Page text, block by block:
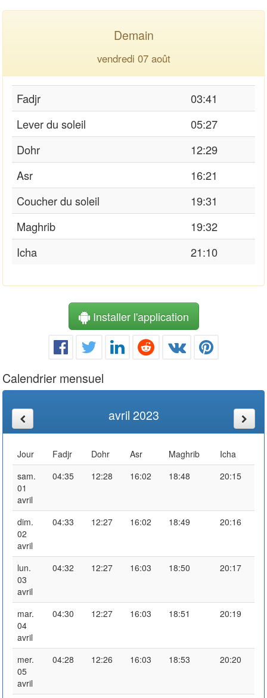
Demain
vendredi 07 août
Fadjr
03:41
Lever du soleil
05:27
Dohr
12:29
Asr
16:21
Coucher du soleil
19:31
Maghrib
19:32
Icha
21:10
Installer l'application
Calendrier mensuel
avril 2023
Jour Fadjr Dohr Asr Maghrib
Icha
sam.
01
avril
04:35 12:28 16:02 18:48 20:15
dim.
02
avril
04:33 12:27 16:02 18:49 20:16
lun.
03
avril
04:32 12:27 16:03 18:50 20:17
mar.
04
avril
04:30 12:27 16:03 18:51 20:19
mer.
05
avril
04:28 12:26 16:03 18:53 20:20